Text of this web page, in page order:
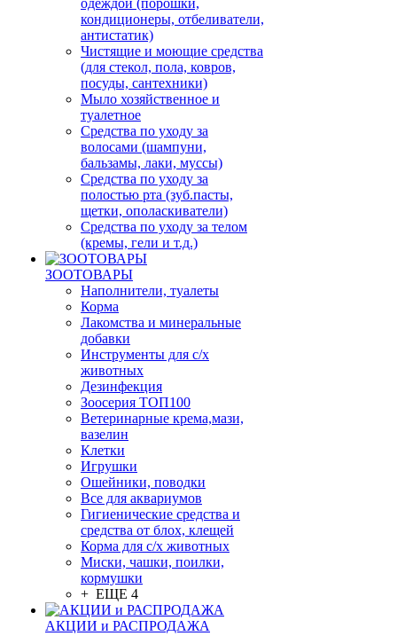
одеждой (порошки,
кондиционеры, отбеливатели,
антистатик)
Чистящие и моющие средства
(для стекол, пола, ковров,
посуды, сантехники)
Мыло хозяйственное и
туалетное
Средства по уходу за
волосами (шампуни,
бальзамы, лаки, муссы)
Средства по уходу за
полостью рта (зуб.пасты,
щетки, ополаскиватели)
Средства по уходу за телом
(кремы, гели и т.д.)
ЗООТОВАРЫ
Наполнители, туалеты
Корма
Лакомства и минеральные
добавки
Инструменты для с/х
животных
Дезинфекция
Зоосерия ТОП100
Ветеринарные крема,мази,
вазелин
Клетки
Игрушки
Ошейники, поводки
Все для аквариумов
Гигиенические средства и
средства от блох, клещей
Корма для с/х животных
Миски, чашки, поилки,
кормушки
+ ЕЩЕ 4
АКЦИИ и РАСПРОДАЖА